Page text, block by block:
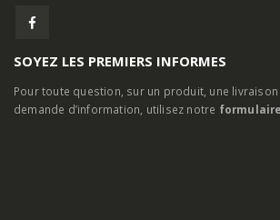
SOYEZ LES PREMIERS INFORMES
Pour toute question, sur un produit, une
demande d’information, utilisez notre